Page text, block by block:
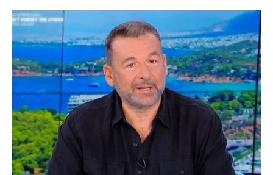
Agenda
FEEDS
Πάσχα Eurovision
Retro Summer
OMG
A-List LGBTQI+